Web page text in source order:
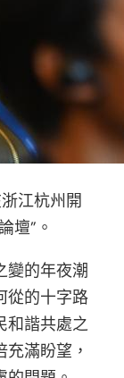
江杭州開
壇”。
變的年夜潮
從的十字路
和諧共處之
滿盼望，